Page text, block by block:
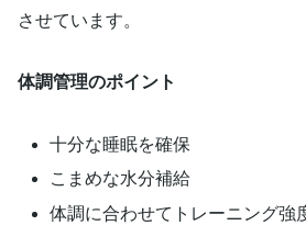
させています。
体調管理のポイント
十分な睡眠を確保
こまめな水分補給
体調に合わせてトレーニング強